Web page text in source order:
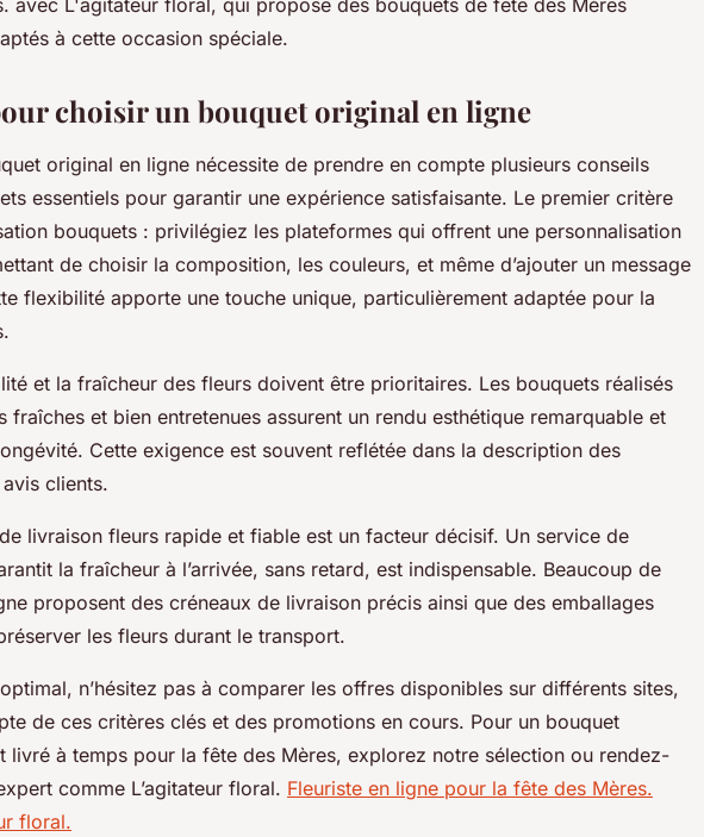
avec L'agitateur floral, qui propose des bouquets de fête des Mères
à cette occasion spéciale.
choisir un bouquet original en ligne
original en ligne nécessite de prendre en compte plusieurs conseils
essentiels pour garantir une expérience satisfaisante. Le premier critère
bouquets : privilégiez les plateformes qui offrent une personnalisation
de choisir la composition, les couleurs, et même d’ajouter un message
flexibilité apporte une touche unique, particulièrement adaptée pour la
et la fraîcheur des fleurs doivent être prioritaires. Les bouquets réalisés
fraîches et bien entretenues assurent un rendu esthétique remarquable et
Cette exigence est souvent reflétée dans la description des
clients.
livraison fleurs rapide et fiable est un facteur décisif. Un service de
la fraîcheur à l’arrivée, sans retard, est indispensable. Beaucoup de
proposent des créneaux de livraison précis ainsi que des emballages
les fleurs durant le transport.
n’hésitez pas à comparer les offres disponibles sur différents sites,
de ces critères clés et des promotions en cours. Pour un bouquet
livré à temps pour la fête des Mères, explorez notre sélection ou rendez-
comme L’agitateur floral. Fleuriste en ligne pour la fête des Mères.
floral.